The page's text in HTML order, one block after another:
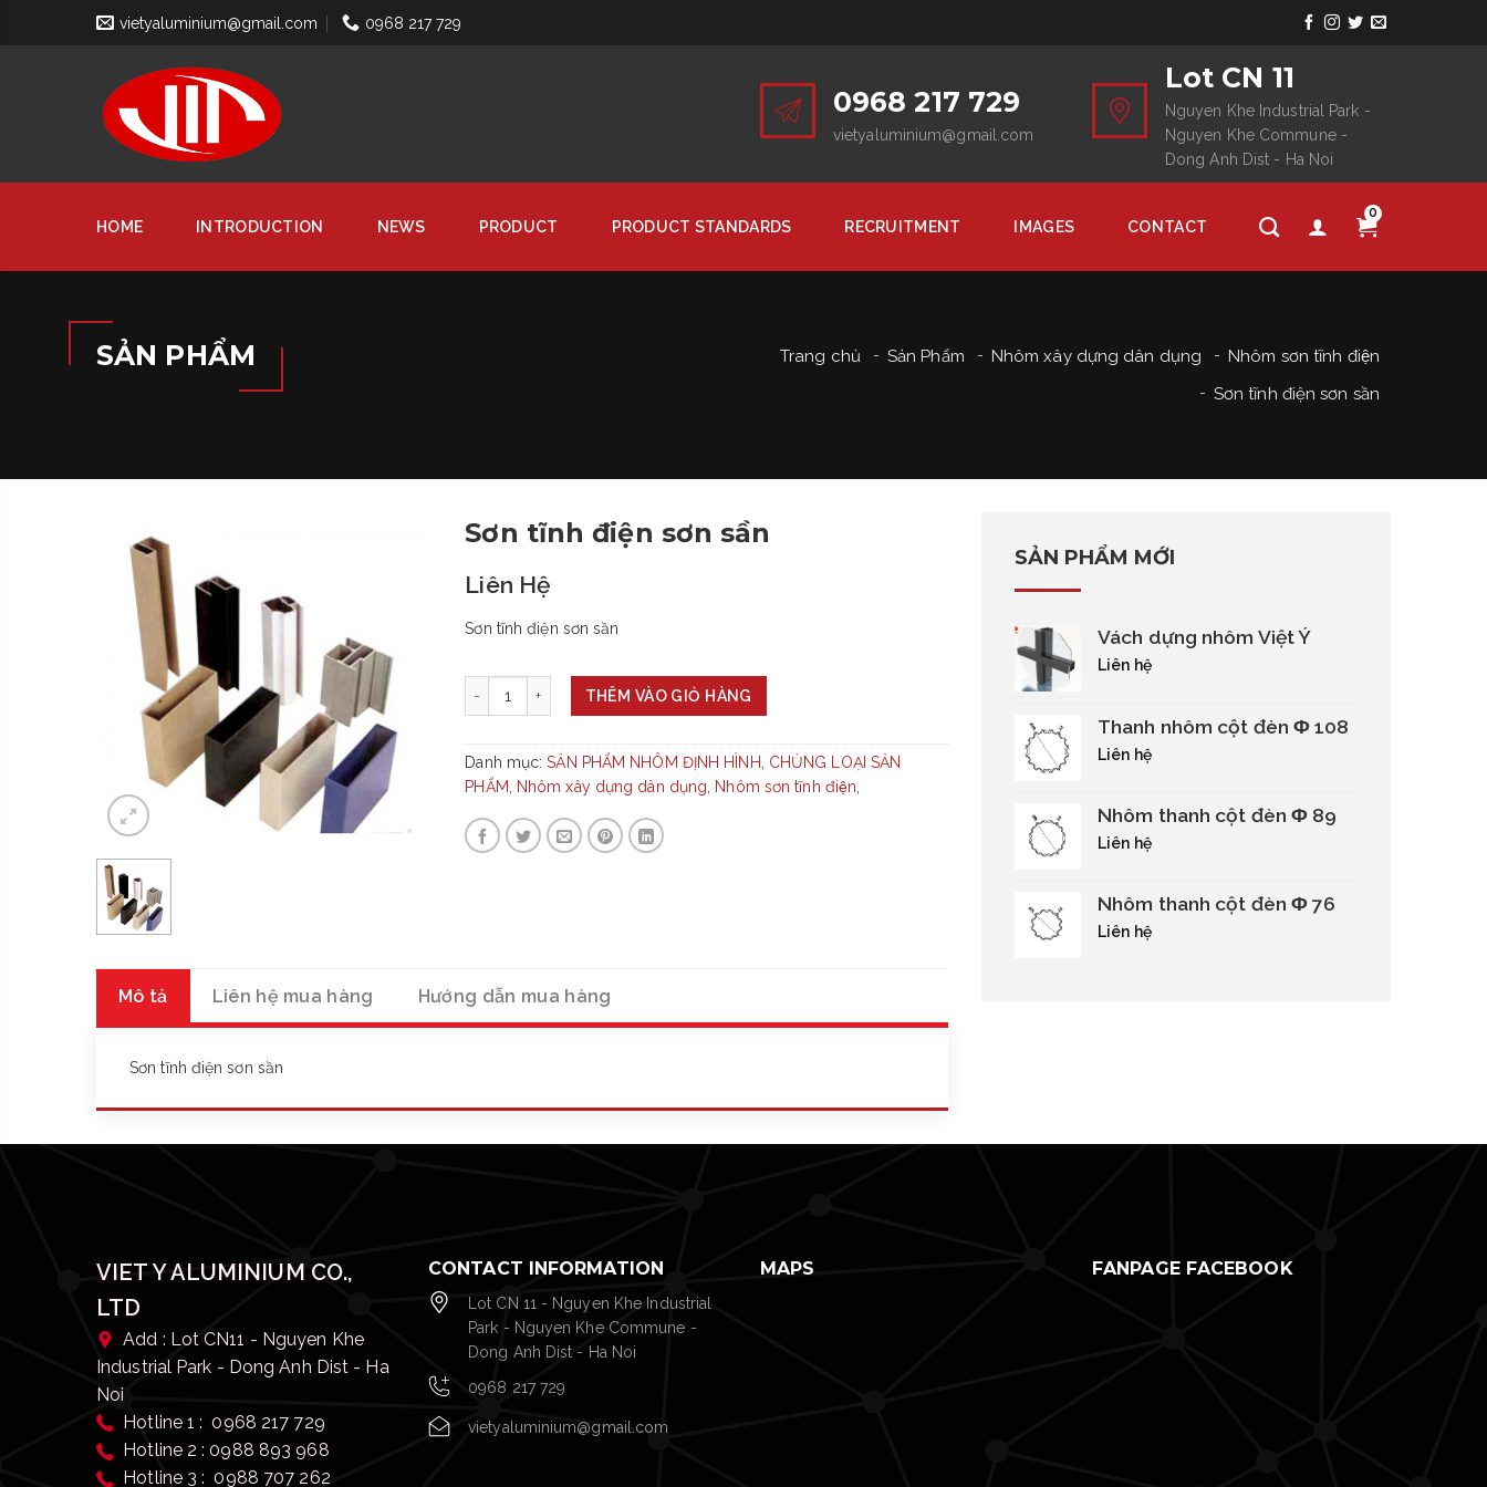
vietyaluminium@gmail.com 0968 217 729
0968 217 729
vietyaluminium@gmail.com
Lot CN 11
Nguyen Khe Industrial Park -
Nguyen Khe Commune -
Dong Anh Dist - Ha Noi
HOME INTRODUCTION NEWS PRODUCT PRODUCT STANDARDS RECRUITMENT IMAGES CONTACT
0
SẢN PHẨM Trang chủ Sản Phẩm Nhôm xây dựng dân dụng
Nhôm sơn tĩnh điện
Sơn tĩnh điện sơn sần
Sơn tĩnh điện sơn sần
Liên Hệ
Sơn tĩnh điện sơn sần
- + THÊM VÀO GIỎ HÀNG
Danh mục:SẢN PHẨM NHÔM ĐỊNH HÌNH
CHỦNG LOẠI SẢN
PHẨM
Nhôm xây dựng dân dụng Nhôm sơn tĩnh điện
Mô tả Liên hệ mua hàng Hướng dẫn mua hàng
Sơn tĩnh điện sơn sần
SẢN PHẨM MỚI
Vách dựng nhôm Việt Ý
Liên hệ
Thanh nhôm cột đèn Φ 108
Liên hệ
Nhôm thanh cột đèn Φ 89
Liên hệ
Nhôm thanh cột đèn Φ 76
Liên hệ
VIET Y ALUMINIUM CO.,
LTD
Add : Lot CN11 - Nguyen Khe
Industrial Park - Dong Anh Dist - Ha
Noi
Hotline 1 : 0968 217 729
Hotline 2 : 0988 893 968
Hotline 3 : 0988 707 262
CONTACT INFORMATION
Lot CN 11 - Nguyen Khe Industrial
Park - Nguyen Khe Commune -
Dong Anh Dist - Ha Noi
0968 217 729
vietyaluminium@gmail.com
MAPS FANPAGE FACEBOOK